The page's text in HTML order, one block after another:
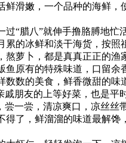
滑嫩，一个品种的海鲜
“腊八”就伸手撸胳膊地
的冰鲜和淡干海货，按照
萝卜，都是真真正正的
原有的特殊味道，口留
数的美食，鲜香微甜的味
朋友的上等好菜，也是
一尝，清凉爽口，凉丝
了，鲜溜溜的味道最解